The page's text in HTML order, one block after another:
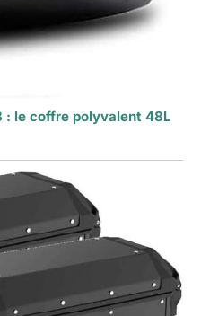
: le coffre polyvalent 48L